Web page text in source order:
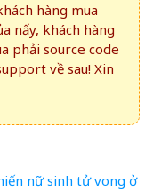
hàng mua
nấy, khách hàng
phải source code
về sau! Xin
nữ sinh tử vong ở